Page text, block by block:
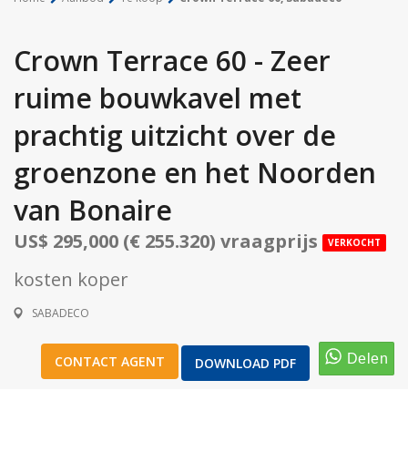
Crown Terrace 60 - Zeer
ruime bouwkavel met
prachtig uitzicht over de
groenzone en het Noorden
van Bonaire
US$ 295,000 (€ 255.320) vraagprijs VERKOCHT
kosten koper
SABADECO
CONTACT AGENT DOWNLOAD PDF